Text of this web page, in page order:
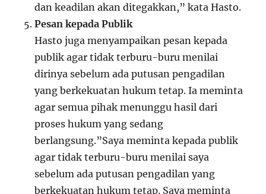
dan keadilan akan ditegakkan,” kata Hasto.
Pesan kepada Publik
Hasto juga menyampaikan pesan kepada
publik agar tidak terburu-buru menilai
dirinya sebelum ada putusan pengadilan
yang berkekuatan hukum tetap. Ia meminta
agar semua pihak menunggu hasil dari
proses hukum yang sedang
berlangsung.”Saya meminta kepada publik
agar tidak terburu-buru menilai saya
sebelum ada putusan pengadilan yang
berkekuatan hukum tetap. Saya meminta